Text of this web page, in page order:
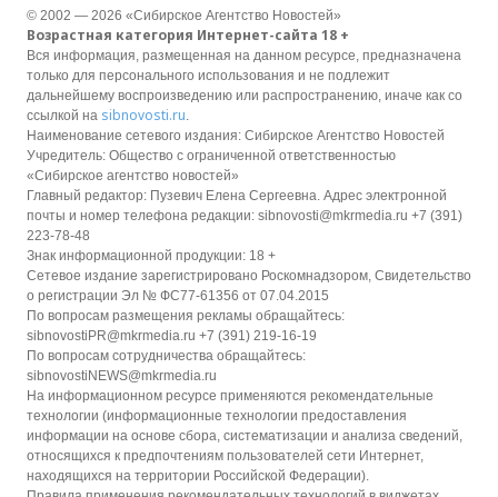
© 2002 — 2026 «Сибирское Агентство Новостей»
Возрастная категория Интернет-сайта 18 +
Вся информация, размещенная на данном ресурсе, предназначена
только для персонального использования и не подлежит
дальнейшему воспроизведению или распространению, иначе как со
ссылкой на sibnovosti.ru
Наименование сетевого издания: Сибирское Агентство Новостей
Учредитель: Общество с ограниченной ответственностью
«Сибирское агентство новостей»
Главный редактор: Пузевич Елена Сергеевна. Адрес электронной
почты и номер телефона редакции: sibnovosti@mkrmedia.ru +7 (391)
223-78-48
Знак информационной продукции: 18 +
Сетевое издание зарегистрировано Роскомнадзором, Свидетельство
о регистрации Эл № ФС77-61356 от 07.04.2015
По вопросам размещения рекламы обращайтесь:
sibnovostiPR@mkrmedia.ru +7 (391) 219-16-19
По вопросам сотрудничества обращайтесь:
sibnovostiNEWS@mkrmedia.ru
На информационном ресурсе применяются рекомендательные
технологии (информационные технологии предоставления
информации на основе сбора, систематизации и анализа сведений,
относящихся к предпочтениям пользователей сети Интернет,
находящихся на территории Российской Федерации).